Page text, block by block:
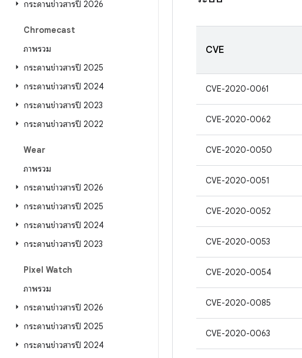
กระดานข่าวสารปี 2026
Chromecast
ภาพรวม
กระดานข่าวสารปี 2025
กระดานข่าวสารปี 2024
กระดานข่าวสารปี 2023
กระดานข่าวสารปี 2022
Wear
ภาพรวม
กระดานข่าวสารปี 2026
กระดานข่าวสารปี 2025
กระดานข่าวสารปี 2024
กระดานข่าวสารปี 2023
Pixel Watch
ภาพรวม
กระดานข่าวสารปี 2026
กระดานข่าวสารปี 2025
กระดานข่าวสารปี 2024
CVE
CVE-2020-0061
CVE-2020-0062
CVE-2020-0050
CVE-2020-0051
CVE-2020-0052
CVE-2020-0053
CVE-2020-0054
CVE-2020-0085
CVE-2020-0063